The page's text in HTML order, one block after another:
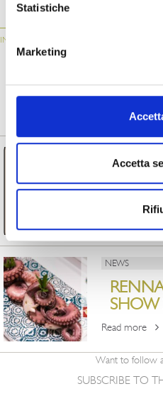
Statistiche
Marketing
Accetta
ATM034
AUBERGINES
FROM
Read more
NEWS
SHOW
Read more
Want to follow
SUBSCRIBE TO